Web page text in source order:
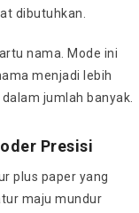
dibutuhkan.
nama. Mode ini
menjadi lebih
jumlah banyak.
Presisi
plus paper yang
maju mundur